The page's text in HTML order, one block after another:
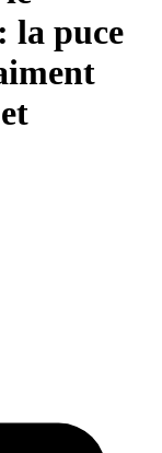
la puce